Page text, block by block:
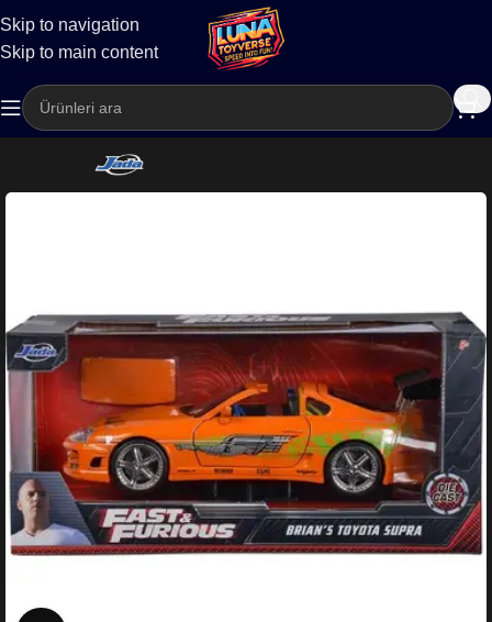
Skip to navigation
Skip to main content
Kargo